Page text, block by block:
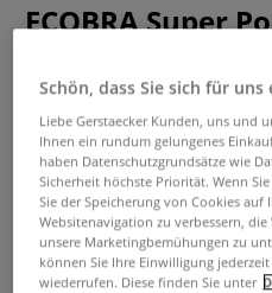
ECOBRA Super
0
Super-Hi-Polymer Feinminen
hoher Elastizität und
und Zeichenkarton, Dose mit
Schön, dass Sie sich für
Liebe Gerstaecker Kunden, uns und
Ihnen ein rundum gelungenes
haben Datenschutzgrundsätze wie
Sicherheit höchste Priorität. Wenn
Sie der Speicherung von Cookies auf
Websitenavigation zu verbessern,
unsere Marketingbemühungen zu
können Sie Ihre Einwilligung
wiederrufen. Diese finden Sie unter